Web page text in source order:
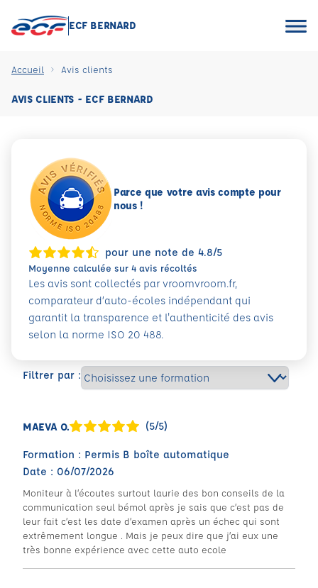
ECF BERNARD
Accueil Avis clients
AVIS CLIENTS - ECF BERNARD
Filtrer par :
MAEVA O. (5/5)
Formation : Permis B boîte automatique
Date : 06/07/2026
Moniteur à l’écoutes surtout laurie des bon conseils de la
communication seul bémol après je sais que c’est pas de
leur fait c’est les date d’examen après un échec qui sont
extrêmement longue . Mais je peux dire que j’ai eux une
très bonne expérience avec cette auto ecole
Parce que votre avis compte pour
nous !
pour une note de 4.8/5
Moyenne calculée sur 4 avis récoltés
Les avis sont collectés par vroomvroom.fr,
comparateur d’auto-écoles indépendant qui
garantit la transparence et l'authenticité des avis
selon la norme ISO 20 488.